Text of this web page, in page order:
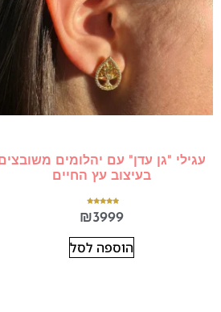
עגילי "גן עדן" עם יהלומים משובצים
בעיצוב עץ החיים
5.00
מתוך 5 ₪3999
הוספה לסל